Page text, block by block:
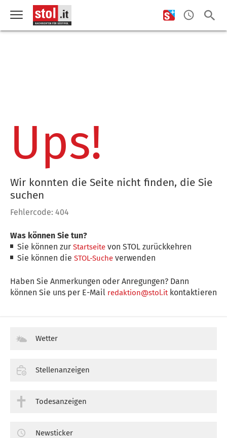
Ups!
Wir konnten die Seite nicht finden, die Sie
suchen
Fehlercode: 404
Was können Sie tun?
Sie können zurStartseite von STOL zurückkehren
Sie können dieSTOL-Suche verwenden
Haben Sie Anmerkungen oder Anregungen? Dann
können Sie uns per E-Mail redaktion@stol.itkontaktieren
Wetter
Stellenanzeigen
Todesanzeigen
Newsticker